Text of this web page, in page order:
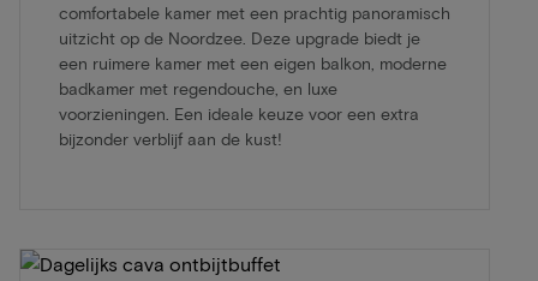
comfortabele kamer met een prachtig panoramisch
uitzicht op de Noordzee. Deze upgrade biedt je
een ruimere kamer met een eigen balkon, moderne
badkamer met regendouche, en luxe
voorzieningen. Een ideale keuze voor een extra
bijzonder verblijf aan de kust!